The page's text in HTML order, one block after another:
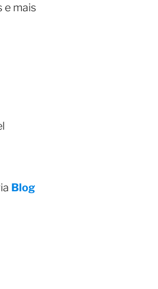
e mais
Blog